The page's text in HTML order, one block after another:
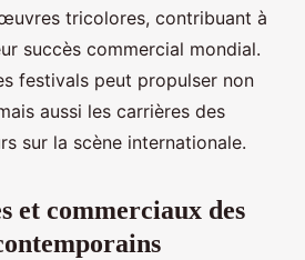
tricolores, contribuant à
succès commercial mondial.
festivals peut propulser non
aussi les carrières des
sur la scène internationale.
et commerciaux des